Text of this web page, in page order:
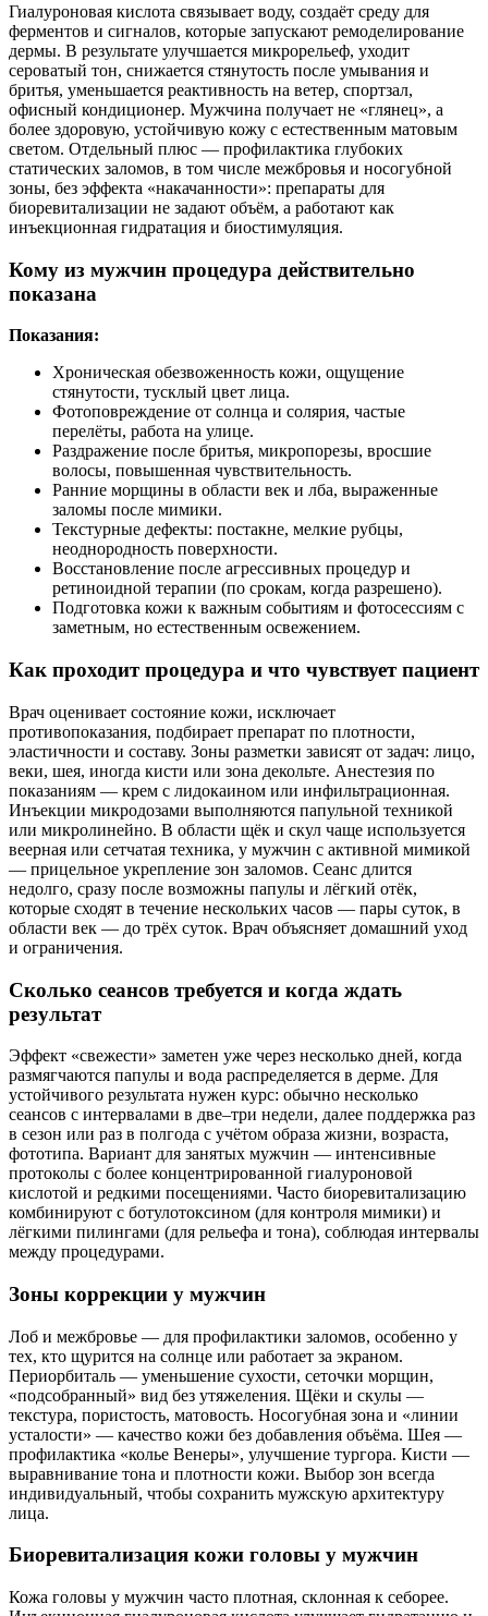
Гиалуроновая кислота связывает воду, создаёт среду для
ферментов и сигналов, которые запускают ремоделирование
дермы. В результате улучшается микрорельеф, уходит
сероватый тон, снижается стянутость после умывания и
бритья, уменьшается реактивность на ветер, спортзал,
офисный кондиционер. Мужчина получает не «глянец», а
более здоровую, устойчивую кожу с естественным матовым
светом. Отдельный плюс — профилактика глубоких
статических заломов, в том числе межбровья и носогубной
зоны, без эффекта «накачанности»: препараты для
биоревитализации не задают объём, а работают как
инъекционная гидратация и биостимуляция.
Кому из мужчин процедура действительно
показана
Показания:
Хроническая обезвоженность кожи, ощущение
стянутости, тусклый цвет лица.
Фотоповреждение от солнца и солярия, частые
перелёты, работа на улице.
Раздражение после бритья, микропорезы, вросшие
волосы, повышенная чувствительность.
Ранние морщины в области век и лба, выраженные
заломы после мимики.
Текстурные дефекты: постакне, мелкие рубцы,
неоднородность поверхности.
Восстановление после агрессивных процедур и
ретиноидной терапии (по срокам, когда разрешено).
Подготовка кожи к важным событиям и фотосессиям с
заметным, но естественным освежением.
Как проходит процедура и что чувствует пациент
Врач оценивает состояние кожи, исключает
противопоказания, подбирает препарат по плотности,
эластичности и составу. Зоны разметки зависят от задач: лицо,
веки, шея, иногда кисти или зона декольте. Анестезия по
показаниям — крем с лидокаином или инфильтрационная.
Инъекции микродозами выполняются папульной техникой
или микролинейно. В области щёк и скул чаще используется
веерная или сетчатая техника, у мужчин с активной мимикой
— прицельное укрепление зон заломов. Сеанс длится
недолго, сразу после возможны папулы и лёгкий отёк,
которые сходят в течение нескольких часов — пары суток, в
области век — до трёх суток. Врач объясняет домашний уход
и ограничения.
Сколько сеансов требуется и когда ждать
результат
Эффект «свежести» заметен уже через несколько дней, когда
размягчаются папулы и вода распределяется в дерме. Для
устойчивого результата нужен курс: обычно несколько
сеансов с интервалами в две–три недели, далее поддержка раз
в сезон или раз в полгода с учётом образа жизни, возраста,
фототипа. Вариант для занятых мужчин — интенсивные
протоколы с более концентрированной гиалуроновой
кислотой и редкими посещениями. Часто биоревитализацию
комбинируют с ботулотоксином (для контроля мимики) и
лёгкими пилингами (для рельефа и тона), соблюдая интервалы
между процедурами.
Зоны коррекции у мужчин
Лоб и межбровье — для профилактики заломов, особенно у
тех, кто щурится на солнце или работает за экраном.
Периорбиталь — уменьшение сухости, сеточки морщин,
«подсобранный» вид без утяжеления. Щёки и скулы —
текстура, пористость, матовость. Носогубная зона и «линии
усталости» — качество кожи без добавления объёма. Шея —
профилактика «колье Венеры», улучшение тургора. Кисти —
выравнивание тона и плотности кожи. Выбор зон всегда
индивидуальный, чтобы сохранить мужскую архитектуру
лица.
Биоревитализация кожи головы у мужчин
Кожа головы у мужчин часто плотная, склонная к себорее.